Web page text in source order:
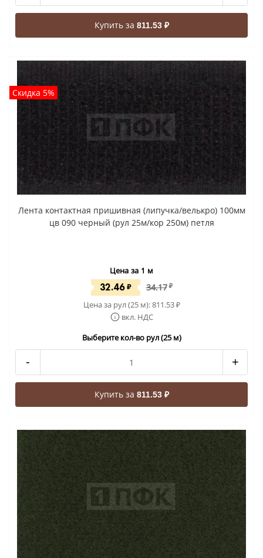
Купить за 811.53 ₽
Скидка 5%
Лента контактная пришивная (липучка/велькро) 100мм
цв 090 черный (рул 25м/кор 250м) петля
Цена за 1 м
32.46 ₽ 34.17 ₽
Цена за рул (25 м):811.53₽
вкл. НДС
Выберите кол-во рул (25 м)
- +
Купить за 811.53 ₽